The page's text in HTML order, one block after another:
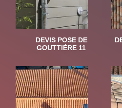
DEVIS POSE DE
GOUTTIÈRE 11